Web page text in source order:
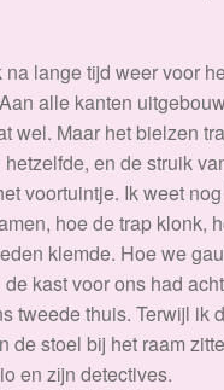
lange tijd weer voor
alle kanten
wel. Maar het bielzen
en de struik
voortuintje. Ik weet
hoe de trap klonk,
klemde. Hoe we
kast voor ons had
tweede thuis. Terwijl ik
de stoel bij het raam
en zijn detectives.